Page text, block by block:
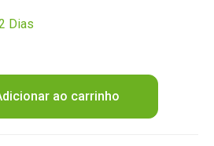
Dias
ao carrinho